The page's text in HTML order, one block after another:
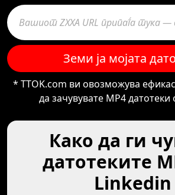
Земи ја мојата
* TTOK.com ви овозможува
да зачувувате MP4
Како да ги
датотеките
Linkedin